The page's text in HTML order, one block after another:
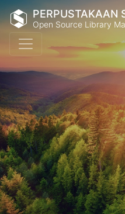
PERPUSTAKAAN
Open Source Library